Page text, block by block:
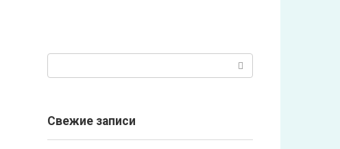
Свежие записи